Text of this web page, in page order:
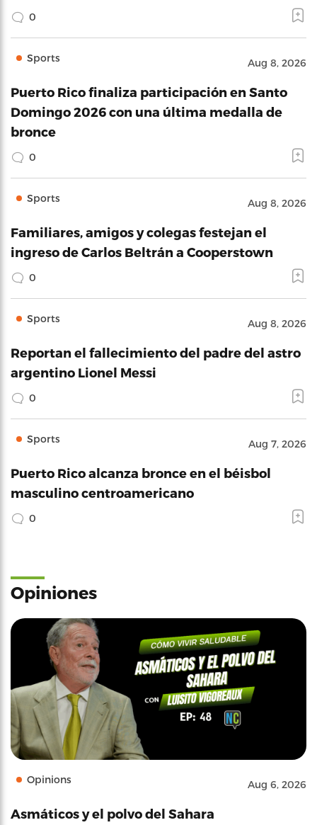
0
Sports Aug 8, 2026
Puerto Rico finaliza participación en Santo
Domingo 2026 con una última medalla de
bronce
0
Sports Aug 8, 2026
Familiares, amigos y colegas festejan el
ingreso de Carlos Beltrán a Cooperstown
0
Sports Aug 8, 2026
Reportan el fallecimiento del padre del astro
argentino Lionel Messi
0
Sports Aug 7, 2026
Puerto Rico alcanza bronce en el béisbol
masculino centroamericano
0
Opiniones
Opinions Aug 6, 2026
Asmáticos y el polvo del Sahara